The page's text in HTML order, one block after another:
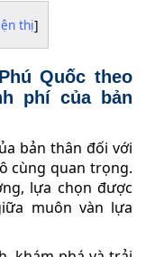
thị]
Quốc theo
phí của bản
bản thân đối với
cùng quan trọng.
lựa chọn được
muôn vàn lựa